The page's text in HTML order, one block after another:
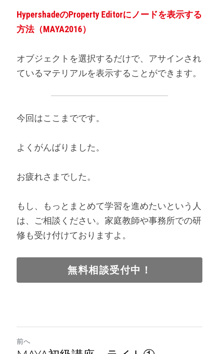
HypershadeのProperty Editorにノードを表示する
方法（MAYA2016）
オブジェクトを選択するだけで、アサインされ
ているマテリアルを表示することができます。
今回はここまでです。
よくがんばりました。
お疲れさまでした。
もし、もっとまとめて学習を進めたいという人
は、ご相談ください。家庭教師や事務所での研
修も受け付けておりますよ。
無料相談受付中！
前へ